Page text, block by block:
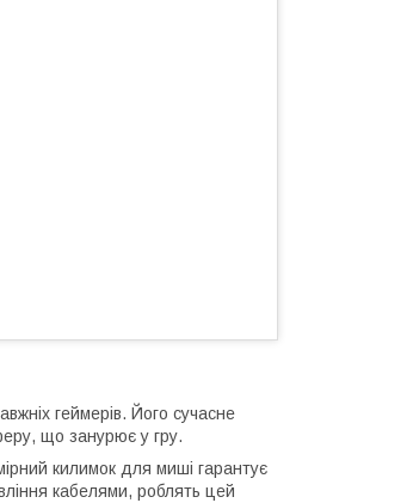
геймерів. Його сучасне
що занурює у гру.
килимок для миші гарантує
кабелями, роблять цей